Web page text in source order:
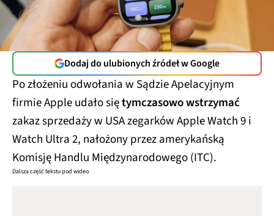
Dodaj do ulubionych źródeł w Google
Po złożeniu odwołania w Sądzie Apelacyjnym
firmie Apple udało siętymczasowo wstrzymać
zakaz sprzedaży w USA zegarków Apple Watch 9 i
Watch Ultra 2, nałożony przez amerykańską
Komisję Handlu Międzynarodowego (ITC).
Dalsza część tekstu pod wideo